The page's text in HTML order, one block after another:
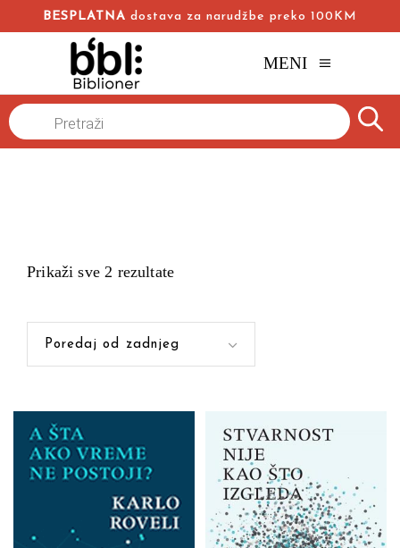
BESPLATNA dostava za narudžbe preko 100KM
MENI
Naslovna
Products
search
Prikaži sve 2 rezultate
Poredaj od zadnjeg